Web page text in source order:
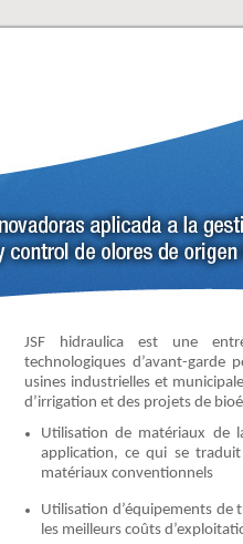
JSF hidraulica est une
technologiques d’avant-garde
usines industrielles et
d’irrigation et des projets de
Utilisation de matériaux de
application, ce qui se
matériaux conventionnels
Utilisation d’équipements de
les meilleurs coûts